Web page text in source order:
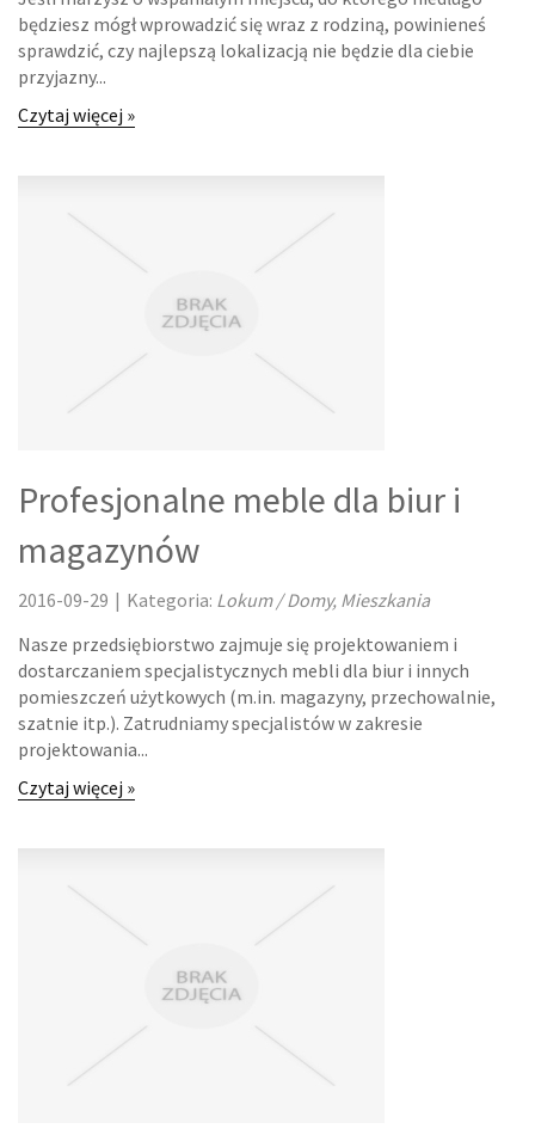
INFORMATYCZNE
SPRZĄTANIE, PORZĄDKOWANIE
SERWIS
ZWIEDZANIE
HOTELE I NOCLEGI
PODRÓŻE
WYPOCZYNEK
LECZENIE
LECZENIE
SPRZĘT MEDYCZNY
DEVELOPERS
będziesz mógł wprowadzić się wraz z rodziną, powinieneś
sprawdzić, czy najlepszą lokalizacją nie będzie dla ciebie
przyjazny...
Czytaj więcej »
Profesjonalne meble dla biur i
magazynów
2016-09-29 | Kategoria: Lokum / Domy, Mieszkania
Nasze przedsiębiorstwo zajmuje się projektowaniem i
dostarczaniem specjalistycznych mebli dla biur i innych
pomieszczeń użytkowych (m.in. magazyny, przechowalnie,
szatnie itp.). Zatrudniamy specjalistów w zakresie
projektowania...
Czytaj więcej »